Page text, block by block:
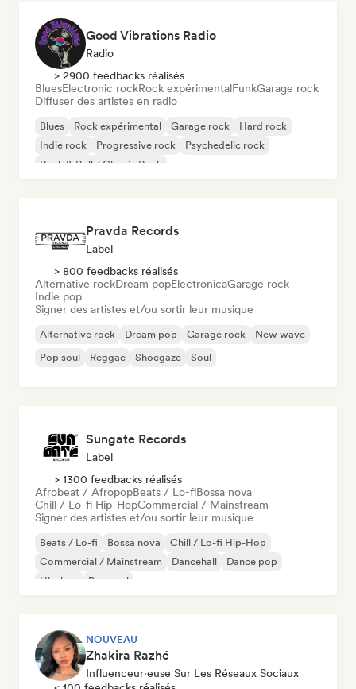
Good Vibrations Radio
Radio
> 2900 feedbacks réalisés
BluesElectronic rockRock expérimentalFunkGarage rock
Diffuser des artistes en radio
Blues Rock expérimental Garage rock
Hard rock
Indie rock
Progressive rock
Psychedelic rock
Rock & Roll / Classic Rock
Pravda Records
Label
> 800 feedbacks réalisés
Alternative rockDream popElectronicaGarage rock
Indie pop
Signer des artistes et/ou sortir leur musique
Alternative rock Dream pop Garage rock
New wave
Pop soul
Reggae Shoegaze Soul
Sungate Records
Label
> 1300 feedbacks réalisés
Afrobeat / AfropopBeats / Lo-fiBossa nova
Chill / Lo-fi Hip-HopCommercial / Mainstream
Signer des artistes et/ou sortir leur musique
Beats / Lo-fi Bossa nova
Chill / Lo-fi Hip-Hop
Commercial / Mainstream
Dancehall
Dance pop
Hip-hop
Pop soul
NOUVEAU
Zhakira Razhé
Influenceur·euse Sur Les Réseaux Sociaux